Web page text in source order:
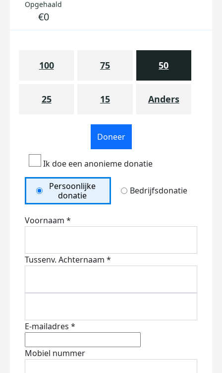
Opgehaald
€0
100 75 50
25 15 Anders
Doneer
Ik doe een anonieme donatie
Persoonlijke
donatie
Bedrijfsdonatie
Voornaam *
Tussenv. Achternaam *
E-mailadres *
Mobiel nummer